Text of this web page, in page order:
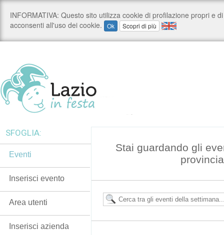
Stai guardando gli
SFOGLIA:
Eventi
Inserisci evento
Area utenti
Inserisci azienda